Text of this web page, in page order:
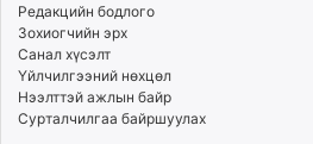
Редакцийн бодлого
Зохиогчийн эрх
Санал хүсэлт
Үйлчилгээний нөхцөл
Нээлттэй ажлын байр
Сурталчилгаа байршуулах